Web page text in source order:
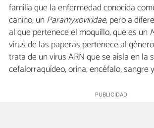
familia que la enfermedad conocida
canino, unParamyxoviridae, pero a
al que pertenece el moquillo, que es un
virus de las paperas pertenece al género
trata de un virus ARN que se aísla en la
cefalorraquídeo, orina, encéfalo, sangre